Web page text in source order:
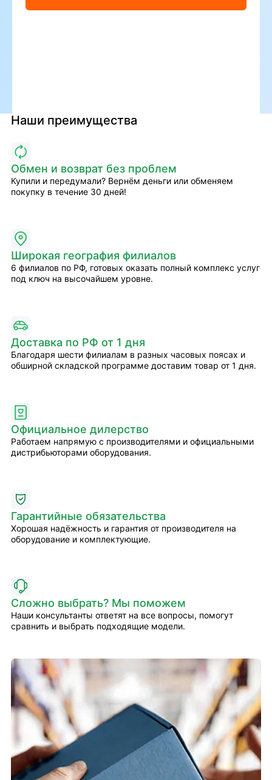
Наши преимущества
Обмен и возврат без проблем
Купили и передумали? Вернём деньги или обменяем
покупку в течение 30 дней!
Широкая география филиалов
6 филиалов по РФ, готовых оказать полный комплекс услуг
под ключ на высочайшем уровне.
Доставка по РФ от 1 дня
Благодаря шести филиалам в разных часовых поясах и
обширной складской программе доставим товар от 1 дня.
Официальное дилерство
Работаем напрямую с производителями и официальными
дистрибьюторами оборудования.
Гарантийные обязательства
Хорошая надёжность и гарантия от производителя на
оборудование и комплектующие.
Сложно выбрать? Мы поможем
Наши консультанты ответят на все вопросы, помогут
сравнить и выбрать подходящие модели.